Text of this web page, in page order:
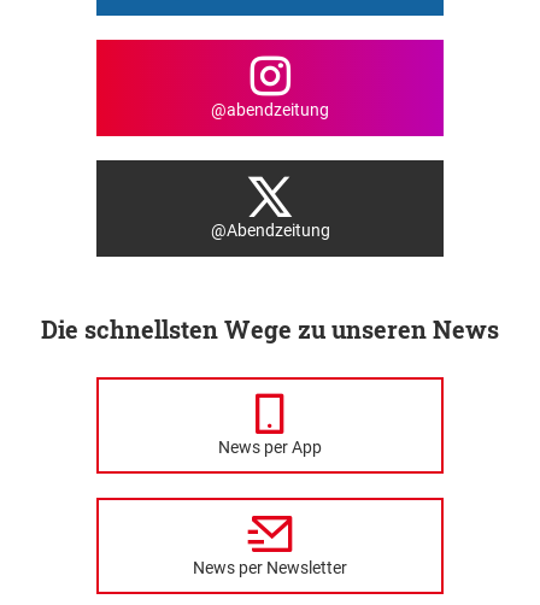
@abendzeitung
@Abendzeitung
Die schnellsten Wege zu unseren News
News per App
News per Newsletter